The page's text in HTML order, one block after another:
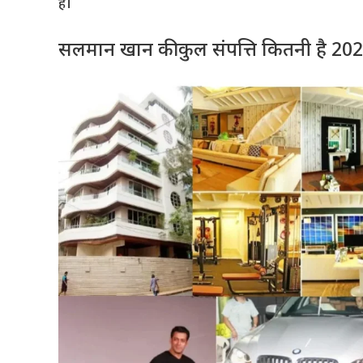
हैं।
सलमान खान की कुल संपत्ति कितनी है